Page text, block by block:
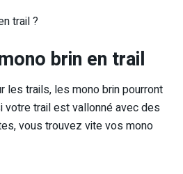
trail ?
brin en trail
les trails, les mono brin pourront
votre trail est vallonné avec des
vous trouvez vite vos mono